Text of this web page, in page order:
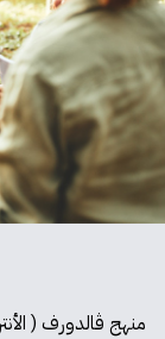
منهج ڤالدورف (